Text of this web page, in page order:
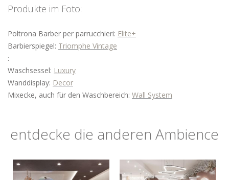
Produkte im Foto:
Poltrona Barber per parrucchieri: Elite+
Barbierspiegel: Triomphe Vintage
:
Waschsessel: Luxury
Wanddisplay: Decor
Mixecke, auch für den Waschbereich: Wall System
entdecke die anderen Ambience